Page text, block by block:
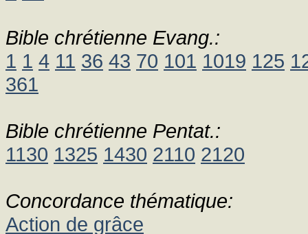
Bible chrétienne Evang.:
1 1 4 11 36 43 70 101 1019 125
361
Bible chrétienne Pentat.:
1130 1325 1430 2110 2120
Concordance thématique:
Action de grâce